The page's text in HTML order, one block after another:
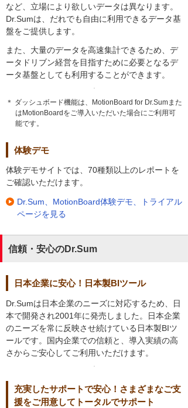
など、立場により欲しいデータは異なります。
Dr.Sumは、だれでも自由に利用できるデータ基
盤をご提供します。
また、大量のデータを高速集計できるため、デ
ータドリブン経営を目指すために必要となるデ
ータ基盤としても利用することができます。
＊ ダッシュボード機能は、MotionBoard for Dr.Sumまた
はMotionBoardをご導入いただいた場合にご利用可
能です。
体験デモ
体験デモサイトでは、70種類以上のレポートを
ご確認いただけます。
Dr.Sum、MotionBoard体験デモ、トライアル
ページを見る
信頼・安心のDr.Sum
日本企業に安心！日本製BIツール
Dr.Sumは日本企業のニーズに対応するため、日
本で開発され2001年に発売しました。日本企業
のニーズを常に反映させ続けている日本製BIツ
ールです。国内企業での信頼と、導入実績の高
さからご安心してご利用いただけます。
充実したサポートで安心！さまざまなご支
援をご用意してトータルでサポート